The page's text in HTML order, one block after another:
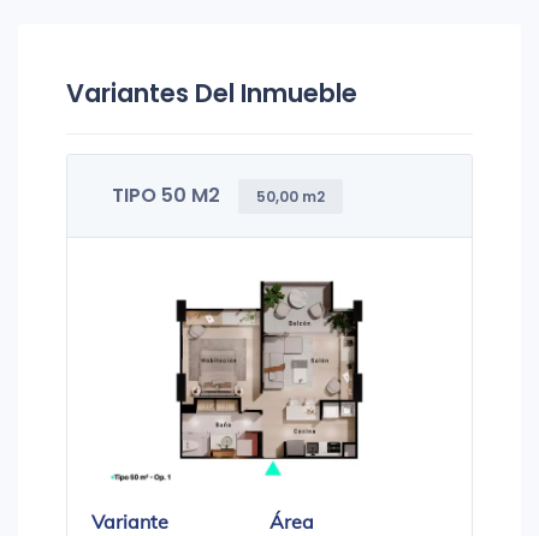
Variantes Del Inmueble
TIPO 50 M2 50,00 m2
Variante
Área